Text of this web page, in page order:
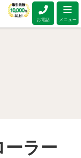
ーラー
お電話 メニュー